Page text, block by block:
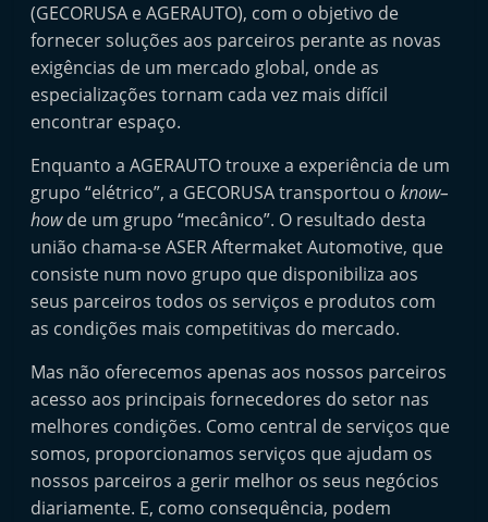
o
m
ó
v
l
e
m
P
o
r
u
g
l
(GECORUSA e AGERAUTO), com o objetivo de
fornecer soluções aos parceiros perante as novas
exigências de um mercado global, onde as
especializações tornam cada vez mais difícil
encontrar espaço.
Enquanto a AGERAUTO trouxe a experiência de um
grupo “elétrico”, a GECORUSA transportou oknow–
howde um grupo “mecânico”. O resultado desta
união chama-se ASER Aftermaket Automotive, que
consiste num novo grupo que disponibiliza aos
seus parceiros todos os serviços e produtos com
as condições mais competitivas do mercado.
Mas não oferecemos apenas aos nossos parceiros
acesso aos principais fornecedores do setor nas
melhores condições. Como central de serviços que
somos, proporcionamos serviços que ajudam os
nossos parceiros a gerir melhor os seus negócios
diariamente. E, como consequência, podem